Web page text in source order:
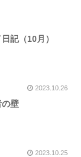
記（10月）
2023.10.26
の壁
2023.10.25